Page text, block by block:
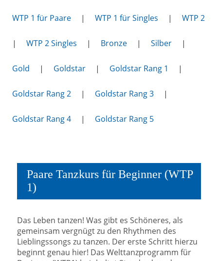
WTP 1 für Paare | WTP 1 für Singles | WTP 2
| WTP 2 Singles | Bronze | Silber |
Gold | Goldstar | Goldstar Rang 1 |
Goldstar Rang 2 | Goldstar Rang 3 |
Goldstar Rang 4 | Goldstar Rang 5